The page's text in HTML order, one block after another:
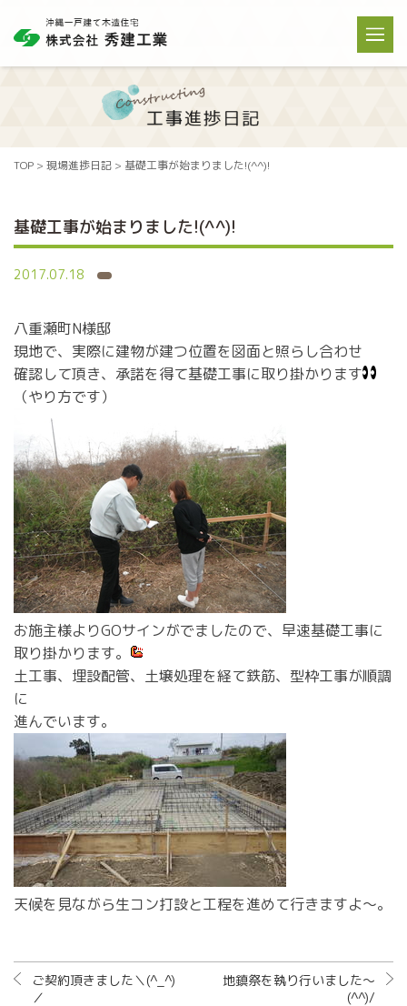
TOP > 現場進捗日記 > 基礎工事が始まりました!(^^)!
基礎工事が始まりました!(^^)!
2017.07.18
八重瀬町N様邸
現地で、実際に建物が建つ位置を図面と照らし合わせ
確認して頂き、承諾を得て基礎工事に取り掛かります
（やり方です）
お施主様よりGOサインがでましたので、早速基礎工事に
取り掛かります。
土工事、埋設配管、土壌処理を経て鉄筋、型枠工事が順調
に
進んでいます。
天候を見ながら生コン打設と工程を進めて行きますよ～。
ご契約頂きました＼(^_^)
／
地鎮祭を執り行いました～
(^^)/